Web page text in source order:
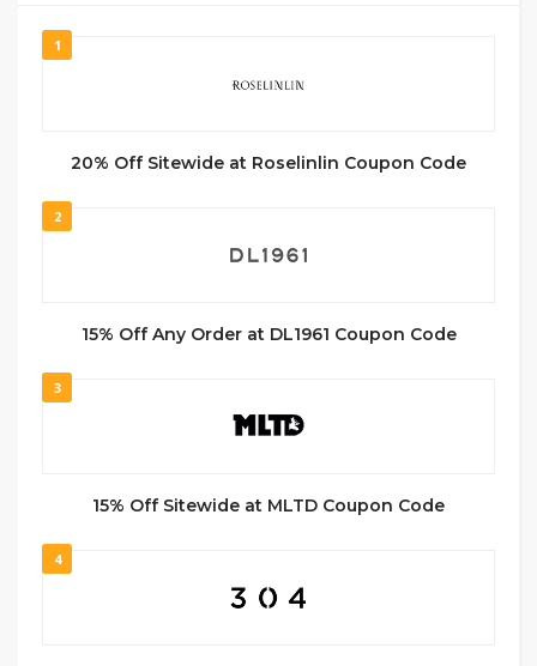
1
20% Off Sitewide at Roselinlin Coupon Code
2
15% Off Any Order at DL1961 Coupon Code
3
15% Off Sitewide at MLTD Coupon Code
4